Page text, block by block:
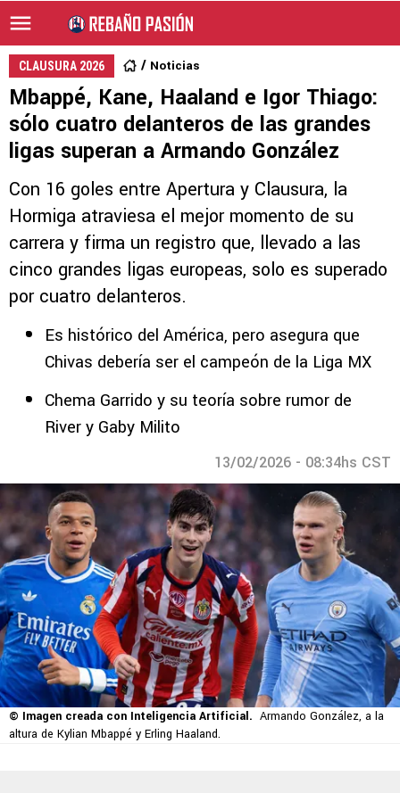
CLAUSURA 2026 Noticias
Mbappé, Kane, Haaland e Igor Thiago:
sólo cuatro delanteros de las grandes
ligas superan a Armando González
Con 16 goles entre Apertura y Clausura, la
Hormiga atraviesa el mejor momento de su
carrera y firma un registro que, llevado a las
cinco grandes ligas europeas, solo es superado
por cuatro delanteros.
Es histórico del América, pero asegura que
Chivas debería ser el campeón de la Liga MX
Chema Garrido y su teoría sobre rumor de
River y Gaby Milito
13/02/2026 - 08:34hs CST
© Imagen creada con Inteligencia Artificial. Armando González, a la
altura de Kylian Mbappé y Erling Haaland.